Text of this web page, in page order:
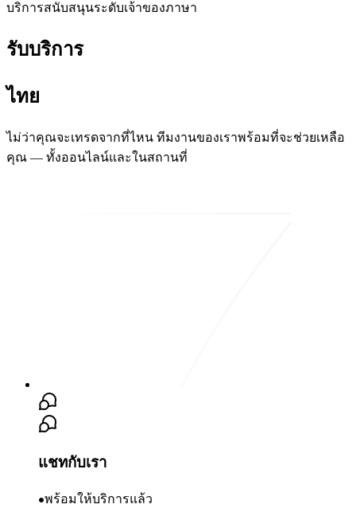
บริการสนับสนุนระดับเจ้าของภาษา
รับบริการ
ไทย
ไม่ว่าคุณจะเทรดจากที่ไหน ทีมงานของเราพร้อมที่จะช่วยเหลือ
คุณ — ทั้งออนไลน์และในสถานที่
แชทกับเรา
พร้อมให้บริการแล้ว